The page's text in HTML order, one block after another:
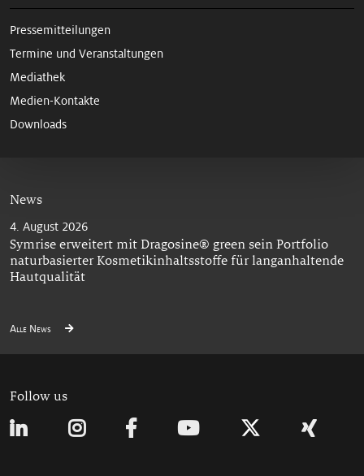
Pressemitteilungen
Termine und Veranstaltungen
Mediathek
Medien-Kontakte
Downloads
News
4. August 2026
Symrise erweitert mit Dragosine® green sein Portfolio
naturbasierter Kosmetikinhaltsstoffe für langanhaltende
Hautqualität
Alle News
Follow us